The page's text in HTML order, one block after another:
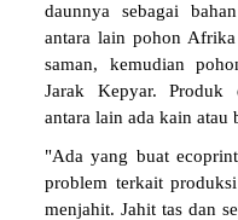
daunnya sebagai
antara lain pohon
saman, kemudian
Jarak Kepyar. Produk
antara lain ada kain atau
"Ada yang buat
problem terkait
menjahit. Jahit tas dan